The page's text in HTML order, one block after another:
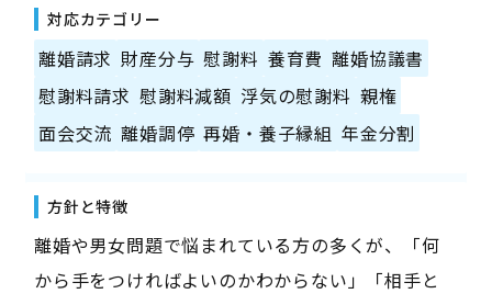
対応カテゴリー
離婚請求 財産分与 慰謝料 養育費 離婚協議書
慰謝料請求 慰謝料減額 浮気の慰謝料 親権
面会交流 離婚調停 再婚・養子縁組 年金分割
方針と特徴
離婚や男女問題で悩まれている方の多くが、「何
から手をつければよいのかわからない」「相手と